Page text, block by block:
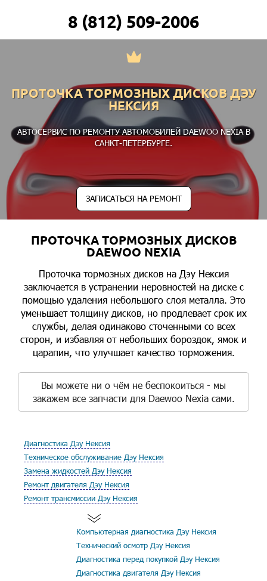
8 (812) 509-2006
ПРОТОЧКА ТОРМОЗНЫХ ДИСКОВ ДЭУ
НЕКСИЯ
АВТОСЕРВИС ПО РЕМОНТУ АВТОМОБИЛЕЙ DAEWOO NEXIA В
САНКТ-ПЕТЕРБУРГЕ.
ЗАПИСАТЬСЯ НА РЕМОНТ
ПРОТОЧКА ТОРМОЗНЫХ ДИСКОВ
DAEWOO NEXIA
Проточка тормозных дисков на Дэу Нексия
заключается в устранении неровностей на диске с
помощью удаления небольшого слоя металла. Это
уменьшает толщину дисков, но продлевает срок их
службы, делая одинаково сточенными со всех
сторон, и избавляя от небольших бороздок, ямок и
царапин, что улучшает качество торможения.
Вы можете ни о чём не беспокоиться - мы
закажем все запчасти для Daewoo Nexia сами.
Диагностика Дэу Нексия
Техническое обслуживание Дэу Нексия
Замена жидкостей Дэу Нексия
Ремонт двигателя Дэу Нексия
Ремонт трансмиссии Дэу Нексия
Компьютерная диагностика Дэу Нексия
Технический осмотр Дэу Нексия
Диагностика перед покупкой Дэу Нексия
Диагностика двигателя Дэу Нексия